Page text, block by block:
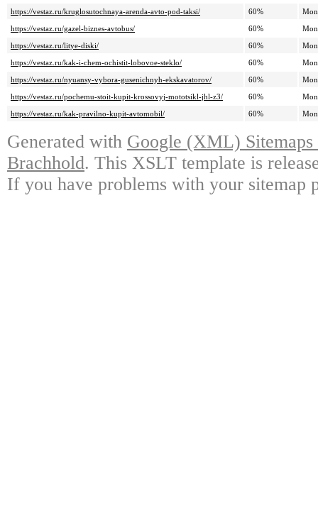
https://vestaz.ru/kruglosutochnaya-arenda-avto-pod-taksi/
60%
https://vestaz.ru/gazel-biznes-avtobus/
60%
https://vestaz.ru/litye-diski/
60%
https://vestaz.ru/kak-i-chem-ochistit-lobovoe-steklo/
60%
https://vestaz.ru/nyuansy-vybora-gusenichnyh-ekskavatorov/
60%
https://vestaz.ru/pochemu-stoit-kupit-krossovyj-mototsikl-jhl-z3/
60%
https://vestaz.ru/kak-pravilno-kupit-avtomobil/
60%
Generated with Google (XML)
Brachhold. This XSLT template is
If you have problems with your sitemap